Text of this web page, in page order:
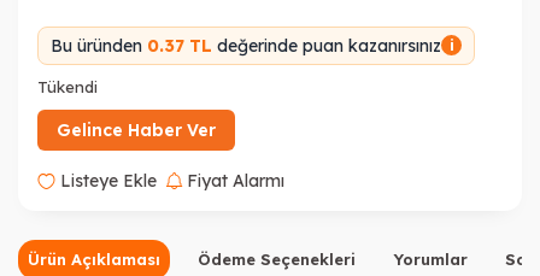
Bu üründen 0.37 TL değerinde puan kazanırsınız i
Tükendi
Gelince Haber Ver
Listeye Ekle Fiyat Alarmı
Ürün Açıklaması Ödeme Seçenekleri Yorumlar